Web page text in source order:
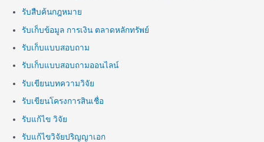
รับสืบค้นกฎหมาย
รับเก็บข้อมูล การเงิน ตลาดหลักทรัพย์
รับเก็บแบบสอบถาม
รับเก็บแบบสอบถามออนไลน์
รับเขียนบทความวิจัย
รับเขียนโครงการสินเชื่อ
รับแก้ไข วิจัย
รับแก้ไขวิจัยปริญญาเอก